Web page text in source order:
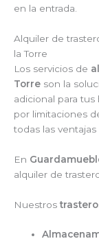
en la entrada.
Alquiler de
la Torre
Los servicios de
Torre son la
adicional para
por limitaciones
todas las ventajas
En
alquiler de
Nuestros